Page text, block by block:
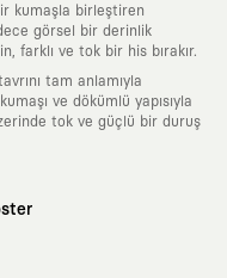
kumaşla birleştiren
görsel bir derinlik
farklı ve tok bir his bırakır.
tam anlamıyla
ve dökümlü yapısıyla
tok ve güçlü bir duruş